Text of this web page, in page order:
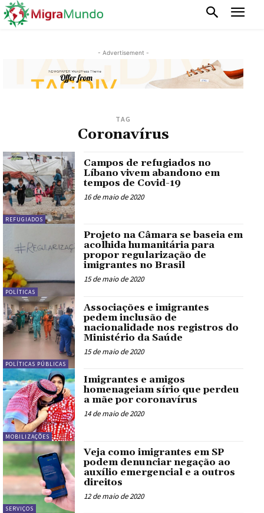
- Advertisement -
TAG
Coronavírus
REFUGIADOS
Campos de refugiados no
Líbano vivem abandono em
tempos de Covid-19
16 de maio de 2020
POLÍTICAS
Projeto na Câmara se baseia em
acolhida humanitária para
propor regularização de
imigrantes no Brasil
15 de maio de 2020
POLÍTICAS PÚBLICAS
Associações e imigrantes
pedem inclusão de
nacionalidade nos registros do
Ministério da Saúde
15 de maio de 2020
MOBILIZAÇÕES
Imigrantes e amigos
homenageiam sírio que perdeu
a mãe por coronavírus
14 de maio de 2020
SERVIÇOS
Veja como imigrantes em SP
podem denunciar negação ao
auxílio emergencial e a outros
direitos
12 de maio de 2020